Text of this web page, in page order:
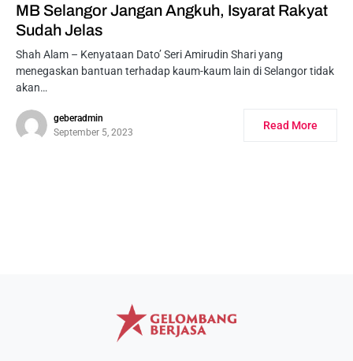
MB Selangor Jangan Angkuh, Isyarat Rakyat
Sudah Jelas
Shah Alam – Kenyataan Dato’ Seri Amirudin Shari yang
menegaskan bantuan terhadap kaum-kaum lain di Selangor tidak
akan…
geberadmin
September 5, 2023
Read More